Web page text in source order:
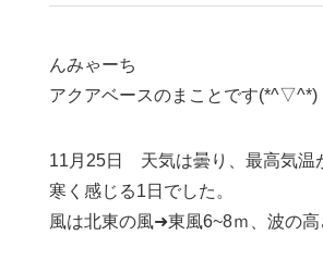
んみゃーち
アクアベースのまことです(*^▽^*)
11月25日 天気は曇り、最高気温
寒く感じる1日でした。
風は北東の風➜東風6~8ｍ、波の高